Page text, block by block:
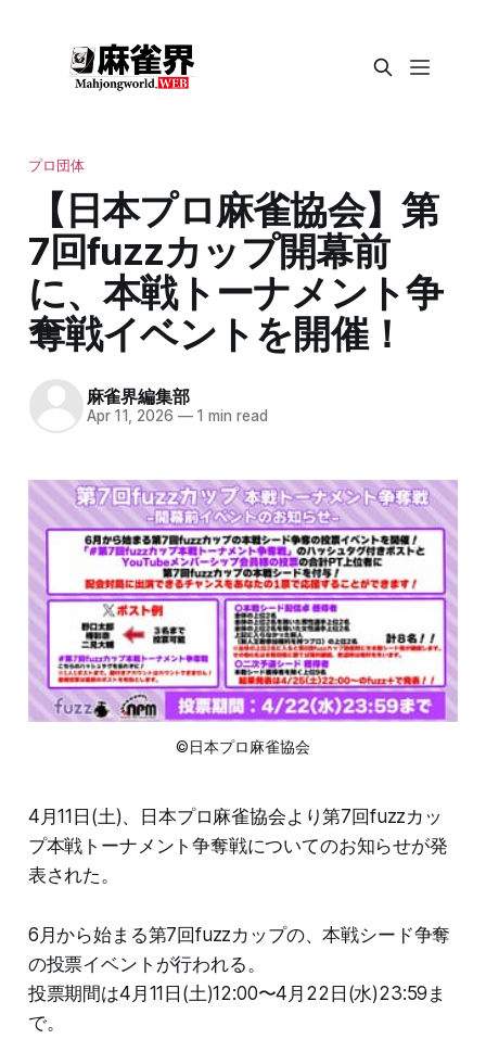
プロ団体
【日本プロ麻雀協会】第
7回fuzzカップ開幕前
に、本戦トーナメント争
奪戦イベントを開催！
麻雀界編集部
Apr 11, 2026 —1 min read
©日本プロ麻雀協会
4月11日(土)、日本プロ麻雀協会より第7回fuzzカッ
プ本戦トーナメント争奪戦についてのお知らせが発
表された。
6月から始まる第7回fuzzカップの、本戦シード争奪
の投票イベントが行われる。
投票期間は4月11日(土)12:00〜4月22日(水)23:59ま
で。